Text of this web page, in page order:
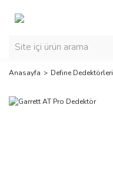
Anasayfa Define Dedektörleri